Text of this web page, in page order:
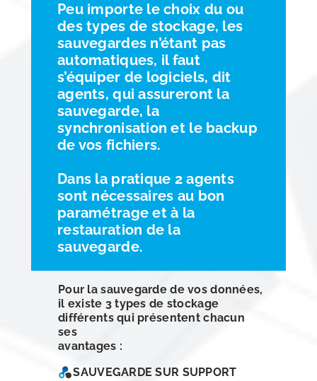
Pour la sauvegarde de vos données,
il existe 3 types de stockage
différents qui présentent chacun
ses
avantages :
SAUVEGARDE SUR SUPPORT
Peu importe le choix du ou
des types de stockage, les
sauvegardes n’étant pas
automatiques, il faut
s’équiper de logiciels, dit
agents, qui assureront la
sauvegarde, la
synchronisation et le backup
de vos fichiers.
Dans la pratique 2 agents
sont nécessaires au bon
paramétrage et à la
restauration de la
sauvegarde.